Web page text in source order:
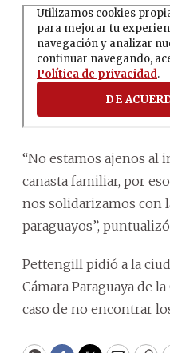
“No estamos ajenos al
canasta familiar, por
nos solidarizamos con
paraguayos”,
Pettengill pidió a la
Cámara Paraguaya de
caso de no encontrar